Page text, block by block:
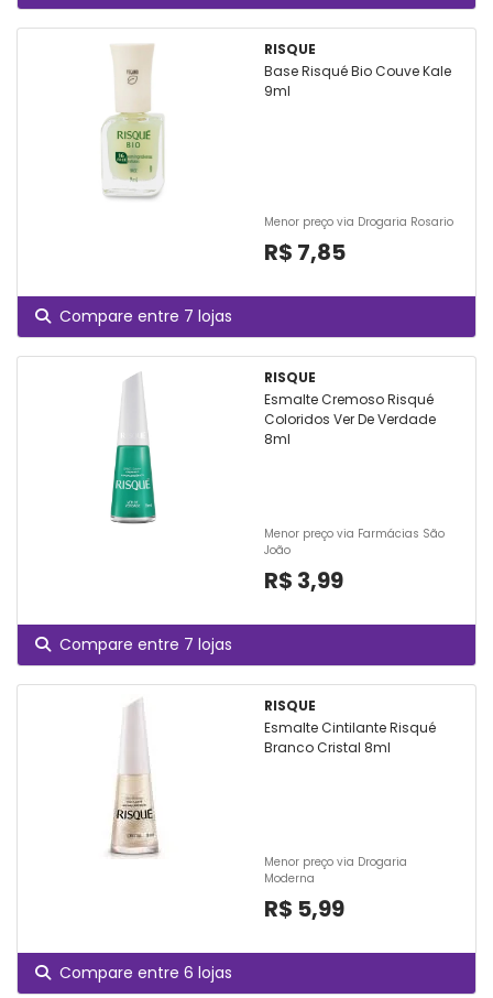
RISQUE
Base Risqué Bio Couve Kale
9ml
Menor preço via Drogaria Rosario
R$ 7,85
Compare entre 7 lojas
RISQUE
Esmalte Cremoso Risqué
Coloridos Ver De Verdade
8ml
Menor preço via Farmácias São
João
R$ 3,99
Compare entre 7 lojas
RISQUE
Esmalte Cintilante Risqué
Branco Cristal 8ml
Menor preço via Drogaria
Moderna
R$ 5,99
Compare entre 6 lojas